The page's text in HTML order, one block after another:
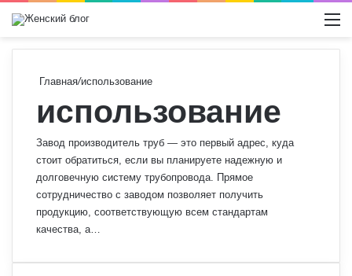
Главная/использование
использование
Завод производитель труб — это первый адрес, куда
стоит обратиться, если вы планируете надежную и
долговечную систему трубопровода. Прямое
сотрудничество с заводом позволяет получить
продукцию, соответствующую всем стандартам
качества, а…